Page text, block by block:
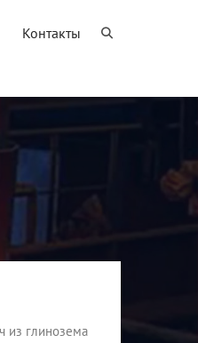
Контакты
из глинозема